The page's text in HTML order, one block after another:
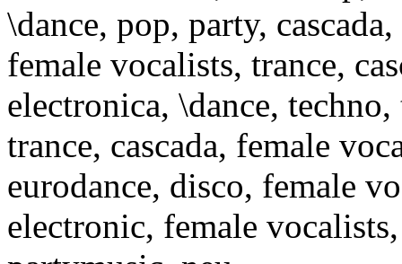
\dance, pop, party,
female vocalists, trance,
electronica, \dance,
trance, cascada, female
eurodance, disco, female
electronic, female